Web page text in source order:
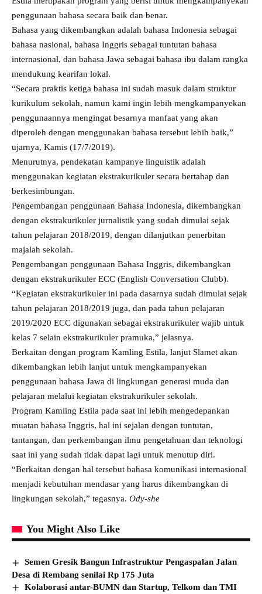
penggunaan bahasa secara baik dan benar.
Bahasa yang dikembangkan adalah bahasa Indonesia sebagai
bahasa nasional, bahasa Inggris sebagai tuntutan bahasa
internasional, dan bahasa Jawa sebagai bahasa ibu dalam rangka
mendukung kearifan lokal.
“Secara praktis ketiga bahasa ini sudah masuk dalam struktur
kurikulum sekolah, namun kami ingin lebih mengkampanyekan
penggunaannya mengingat besarnya manfaat yang akan
diperoleh dengan menggunakan bahasa tersebut lebih baik,”
ujarnya, Kamis (17/7/2019).
Menurutnya, pendekatan kampanye linguistik adalah
menggunakan kegiatan ekstrakurikuler secara bertahap dan
berkesimbungan.
Pengembangan penggunaan Bahasa Indonesia, dikembangkan
dengan ekstrakurikuler jurnalistik yang sudah dimulai sejak
tahun pelajaran 2018/2019, dengan dilanjutkan penerbitan
majalah sekolah.
Pengembangan penggunaan Bahasa Inggris, dikembangkan
dengan ekstrakurikuler ECC (English Conversation Clubb).
“Kegiatan ekstrakurikuler ini pada dasarnya sudah dimulai sejak
tahun pelajaran 2018/2019 juga, dan pada tahun pelajaran
2019/2020 ECC digunakan sebagai ekstrakurikuler wajib untuk
kelas 7 selain ekstrakurikuler pramuka,” jelasnya.
Berkaitan dengan program Kamling Estila, lanjut Slamet akan
dikembangkan lebih lanjut untuk mengkampanyekan
penggunaan bahasa Jawa di lingkungan generasi muda dan
pelajaran melalui kegiatan ekstrakurikuler sekolah.
Program Kamling Estila pada saat ini lebih mengedepankan
muatan bahasa Inggris, hal ini sejalan dengan tuntutan,
tantangan, dan perkembangan ilmu pengetahuan dan teknologi
saat ini yang sudah tidak dapat lagi untuk menutup diri.
“Berkaitan dengan hal tersebut bahasa komunikasi internasional
menjadi kebutuhan mendasar yang harus dikembangkan di
lingkungan sekolah,” tegasnya. Ody-she
You Might Also Like
Semen Gresik Bangun Infrastruktur Pengaspalan Jalan
Desa di Rembang senilai Rp 175 Juta
Kolaborasi antar-BUMN dan Startup, Telkom dan TMI